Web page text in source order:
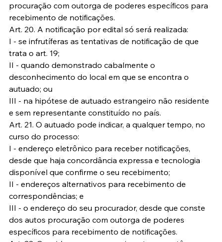
procuração com outorga de poderes específicos para
recebimento de notificações.
Art. 20. A notificação por edital só será realizada:
I - se infrutíferas as tentativas de notificação de que
trata o art. 19;
II - quando demonstrado cabalmente o
desconhecimento do local em que se encontra o
autuado; ou
III - na hipótese de autuado estrangeiro não residente
e sem representante constituído no país.
Art. 21. O autuado pode indicar, a qualquer tempo, no
curso do processo:
I - endereço eletrônico para receber notificações,
desde que haja concordância expressa e tecnologia
disponível que confirme o seu recebimento;
II - endereços alternativos para recebimento de
correspondências; e
III - o endereço do seu procurador, desde que conste
dos autos procuração com outorga de poderes
específicos para recebimento de notificações.